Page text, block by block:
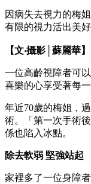
因病失去視力的梅
有限的視力活出美好
【文‧攝影│蘇麗華】
一位高齡視障者可
喜樂的心享受著每一
年近70歲的梅姐，
術。「第一次手術
係也陷入冰點。
除去軟弱 堅強站起
家裡多了一位身障